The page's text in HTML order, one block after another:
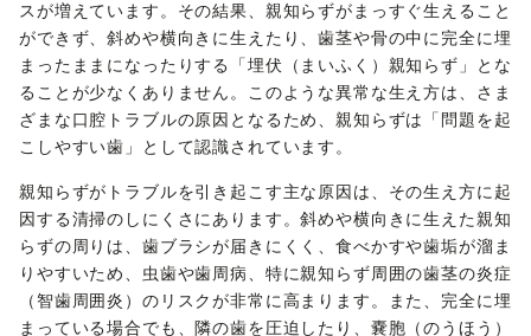
スが増えています。その結果、親知らずがまっすぐ生えること
ができず、斜めや横向きに生えたり、歯茎や骨の中に完全に埋
まったままになったりする「埋伏（まいふく）親知らず」とな
ることが少なくありません。このような異常な生え方は、さま
ざまな口腔トラブルの原因となるため、親知らずは「問題を起
こしやすい歯」として認識されています。
親知らずがトラブルを引き起こす主な原因は、その生え方に起
因する清掃のしにくさにあります。斜めや横向きに生えた親知
らずの周りは、歯ブラシが届きにくく、食べかすや歯垢が溜ま
りやすいため、虫歯や歯周病、特に親知らず周囲の歯茎の炎症
（智歯周囲炎）のリスクが非常に高まります。また、完全に埋
まっている場合でも、隣の歯を圧迫したり、嚢胞（のうほう）